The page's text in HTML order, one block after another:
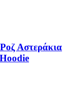
Αστεράκια